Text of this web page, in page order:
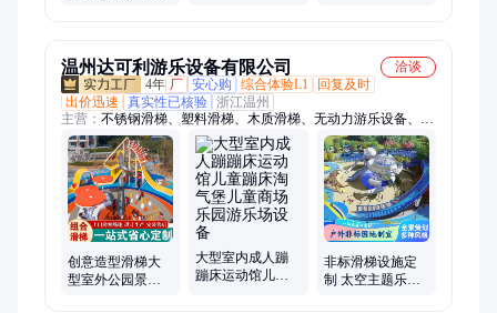
温州达可利游乐设备有限公司
洽谈
4年 厂 安心购 综合体验L1
回复及时
出价迅速
真实性已核验 浙江温州
主营： 不锈钢滑梯、塑料滑梯、木质滑梯、无动力游乐设备、攀
爬网、打击乐器、阿基米德取水器
创意造型滑梯大
型室外公园景区
大型室内成人蹦
蹦床运动馆儿童
非标滑梯设施定
制 太空主题乐园